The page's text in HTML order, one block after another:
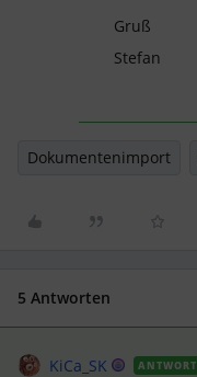
Gruß
Stefan
Dokumentenimport
5 Antworten
KiCa_SK ANTWORT